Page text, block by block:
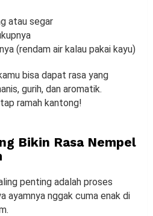
atau segar
(rendam air kalau pakai kayu)
bisa dapat rasa yang
gurih, dan aromatik.
ramah kantong!
Bikin Rasa Nempel
penting adalah proses
ayamnya nggak cuma enak di